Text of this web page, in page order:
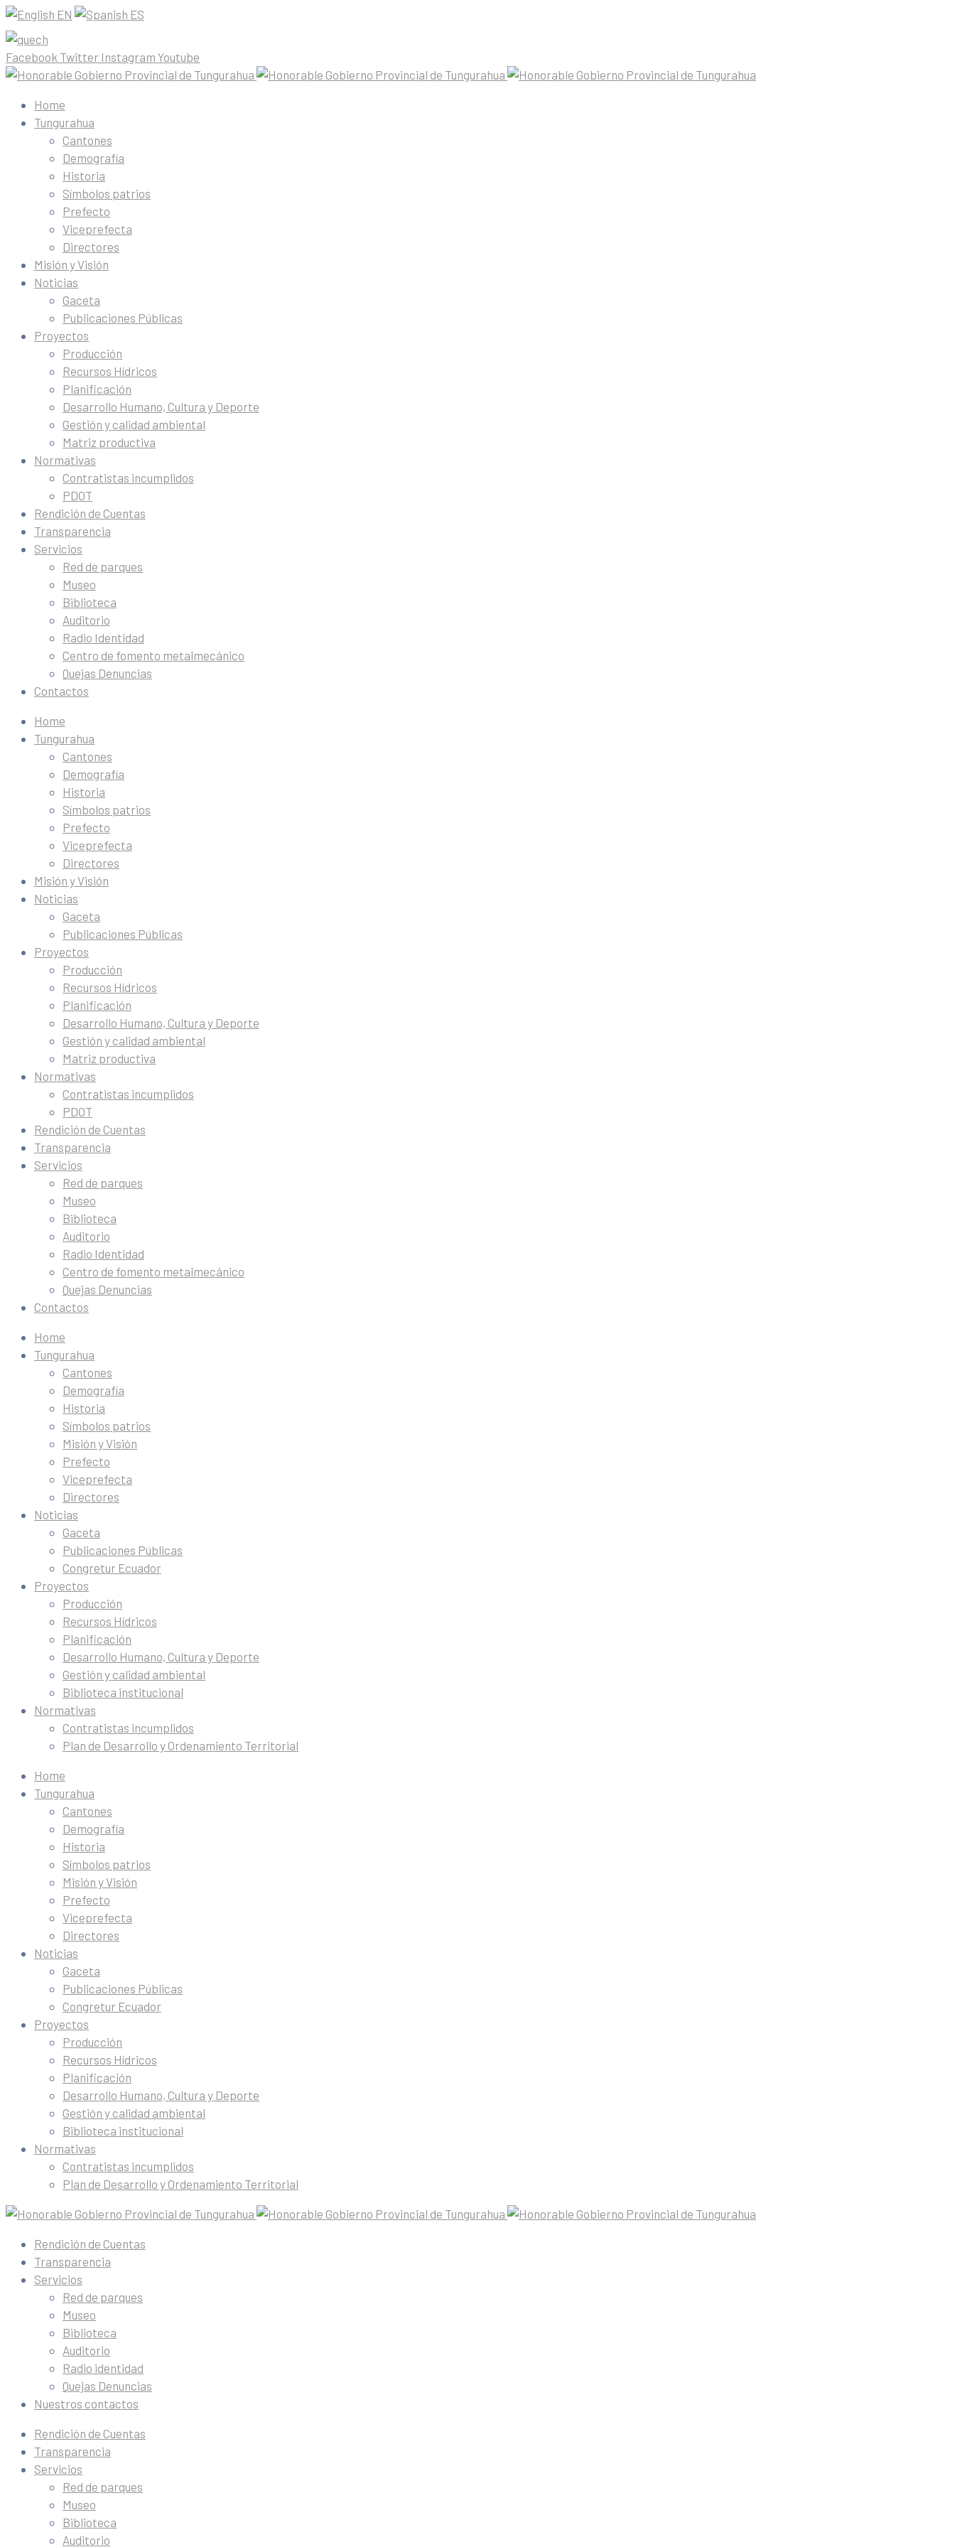
EN ES
Facebook Twitter Instagram Youtube
Home
Tungurahua
Cantones
Demografía
Historia
Símbolos patrios
Prefecto
Viceprefecta
Directores
Misión y Visión
Noticias
Gaceta
Publicaciones Públicas
Proyectos
Producción
Recursos Hídricos
Planificación
Desarrollo Humano, Cultura y Deporte
Gestión y calidad ambiental
Matriz productiva
Normativas
Contratistas incumplidos
PDOT
Rendición de Cuentas
Transparencia
Servicios
Red de parques
Museo
Biblioteca
Auditorio
Radio Identidad
Centro de fomento metalmecánico
Quejas Denuncias
Contactos
Home
Tungurahua
Cantones
Demografía
Historia
Símbolos patrios
Prefecto
Viceprefecta
Directores
Misión y Visión
Noticias
Gaceta
Publicaciones Públicas
Proyectos
Producción
Recursos Hídricos
Planificación
Desarrollo Humano, Cultura y Deporte
Gestión y calidad ambiental
Matriz productiva
Normativas
Contratistas incumplidos
PDOT
Rendición de Cuentas
Transparencia
Servicios
Red de parques
Museo
Biblioteca
Auditorio
Radio Identidad
Centro de fomento metalmecánico
Quejas Denuncias
Contactos
Home
Tungurahua
Cantones
Demografía
Historia
Símbolos patrios
Misión y Visión
Prefecto
Viceprefecta
Directores
Noticias
Gaceta
Publicaciones Públicas
Congretur Ecuador
Proyectos
Producción
Recursos Hídricos
Planificación
Desarrollo Humano, Cultura y Deporte
Gestión y calidad ambiental
Biblioteca institucional
Normativas
Contratistas incumplidos
Plan de Desarrollo y Ordenamiento Territorial
Home
Tungurahua
Cantones
Demografía
Historia
Símbolos patrios
Misión y Visión
Prefecto
Viceprefecta
Directores
Noticias
Gaceta
Publicaciones Públicas
Congretur Ecuador
Proyectos
Producción
Recursos Hídricos
Planificación
Desarrollo Humano, Cultura y Deporte
Gestión y calidad ambiental
Biblioteca institucional
Normativas
Contratistas incumplidos
Plan de Desarrollo y Ordenamiento Territorial
Rendición de Cuentas
Transparencia
Servicios
Red de parques
Museo
Biblioteca
Auditorio
Radio identidad
Quejas Denuncias
Nuestros contactos
Rendición de Cuentas
Transparencia
Servicios
Red de parques
Museo
Biblioteca
Auditorio